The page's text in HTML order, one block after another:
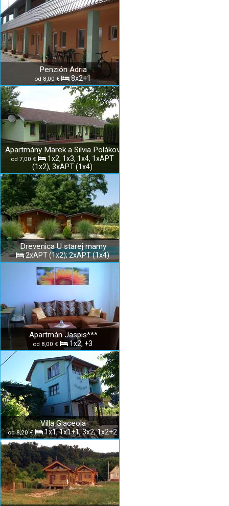
Penzión Adria
od 8,00 € 8x2+1
Apartmány Marek a Silvia Polákoví
od 7,00 €
1x2, 1x3, 1x4, 1xAPT
(1x2), 3xAPT (1x4)
Drevenica U starej mamy
2xAPT (1x2); 2xAPT (1x4)
Apartmán Jaspis***
od 8,00 € 1x2, +3
Villa Glaceola
od 8,20 € 1x1, 1x1+1, 3x2, 1x2+2